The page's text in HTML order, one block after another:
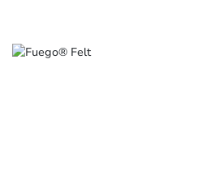
Slide 1 of 4